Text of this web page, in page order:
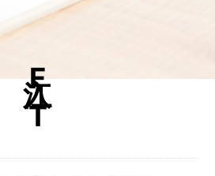
入江FT